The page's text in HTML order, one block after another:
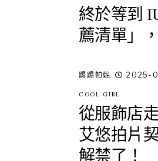
終於等到
薦清單」
踢踢帕妮 2025-
COOL GIRL
從服飾店
艾悠拍片
解禁了！